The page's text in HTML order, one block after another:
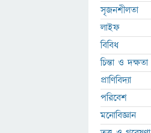
সৃজনশীলতা
লাইফ
বিবিধ
চিন্তা ও দক্ষতা
প্রাণিবিদ্যা
পরিবেশ
মনোবিজ্ঞান